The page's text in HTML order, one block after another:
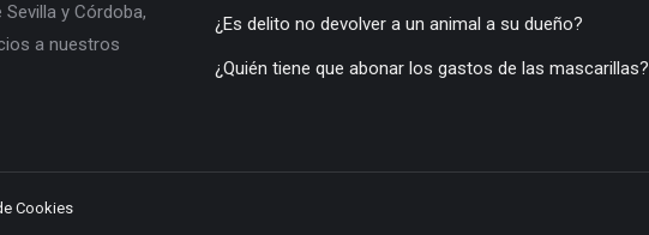
y Córdoba,
a nuestros
¿Es delito no devolver a un animal a su dueño?
¿Quién tiene que abonar los gastos de las mascarillas?
Cookies